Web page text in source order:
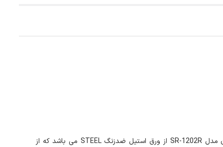
سینک ظرفشویی روکار آلتون SR-1202R از سری محصولات باکیفیت ساخت ایران در حوزه لوازم آشپزخانه می باشید. جنس سینک ظرفشویی آلتون مدل SR-1202R از ورق استیل ضدزنگ STEEL می باشد که از